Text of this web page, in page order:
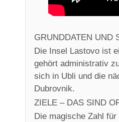
GRUNDDATEN UND
Die Insel Lastovo ist
gehört administrativ
sich in Ubli und die
Dubrovnik.
ZIELE – DAS SIND
Die magische Zahl